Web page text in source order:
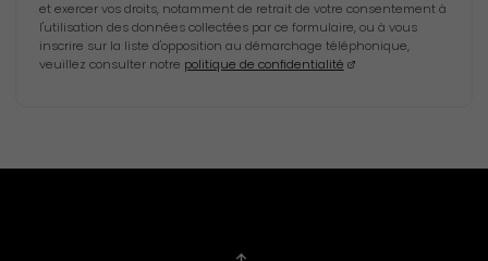
et exercer vos droits, notamment de retrait de votre consentement à
l'utilisation des données collectées par ce formulaire, ou à vous
inscrire sur la liste d'opposition au démarchage téléphonique,
veuillez consulter notre politique de confidentialité